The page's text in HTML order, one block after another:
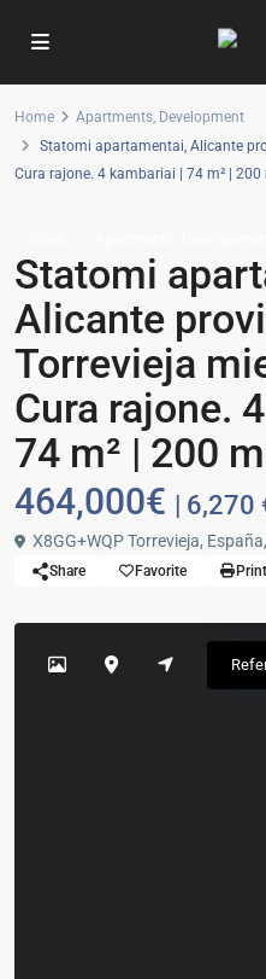
Home Apartments, Development
Statomi apartamentai, Alicante
Cura rajone. 4 kambariai | 74 m² |
Statomi
Alicante
Torrevieja
Cura rajone.
74 m² | 200
464,000€ | 6,270
X8GG+WQP Torrevieja, España,
Share Favorite Print